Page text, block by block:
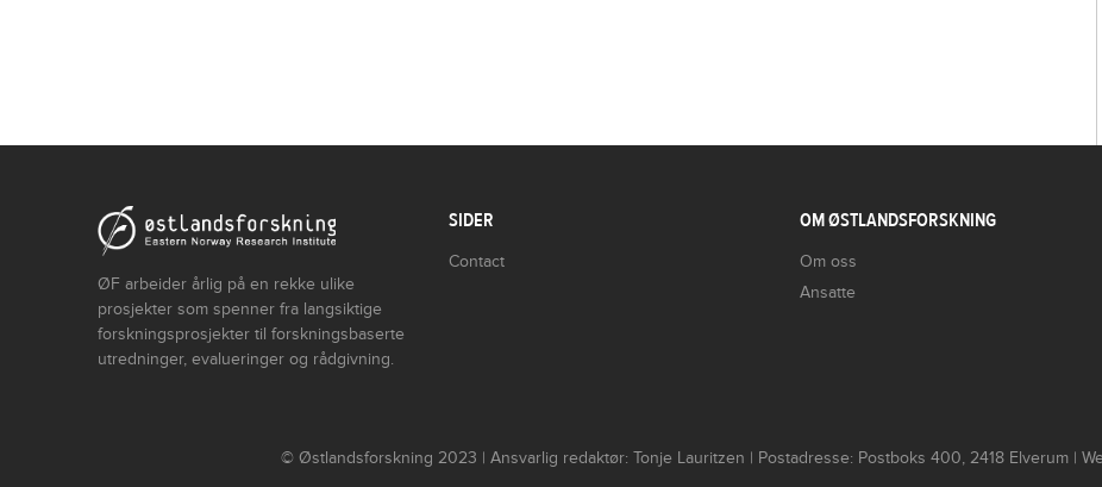
ØF arbeider årlig på en rekke ulike
prosjekter som spenner fra langsiktige
forskningsprosjekter til forskningsbaserte
utredninger, evalueringer og rådgivning.
SIDER
Contact
OM ØSTLANDSFORSKNING
Om oss
Ansatte
© Østlandsforskning 2023 | Ansvarlig redaktør: Tonje Lauritzen | Postadresse: Postboks 400, 2418 Elverum |